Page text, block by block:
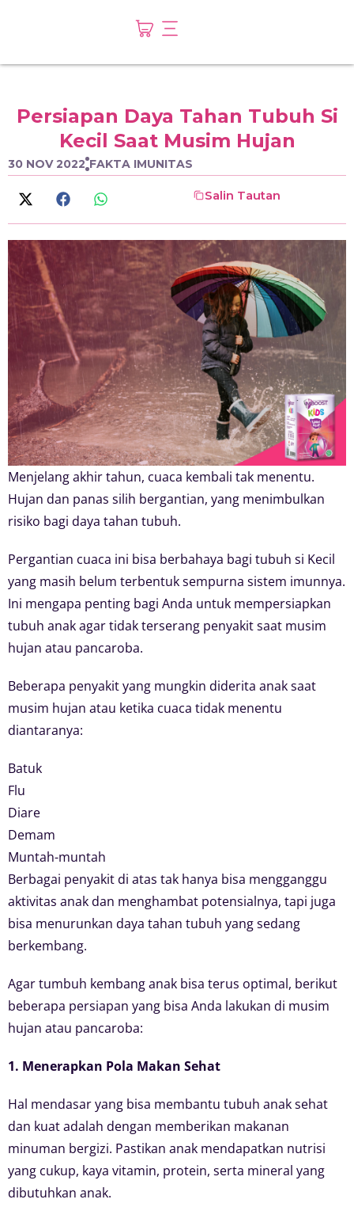
Persiapan Daya Tahan Tubuh Si
Kecil Saat Musim Hujan
30 NOV 2022 FAKTA IMUNITAS
Salin Tautan
Menjelang akhir tahun, cuaca kembali tak menentu.
Hujan dan panas silih bergantian, yang menimbulkan
risiko bagi daya tahan tubuh.
Pergantian cuaca ini bisa berbahaya bagi tubuh si Kecil
yang masih belum terbentuk sempurna sistem imunnya.
Ini mengapa penting bagi Anda untuk mempersiapkan
tubuh anak agar tidak terserang penyakit saat musim
hujan atau pancaroba.
Beberapa penyakit yang mungkin diderita anak saat
musim hujan atau ketika cuaca tidak menentu
diantaranya:
Batuk
Flu
Diare
Demam
Muntah-muntah
Berbagai penyakit di atas tak hanya bisa mengganggu
aktivitas anak dan menghambat potensialnya, tapi juga
bisa menurunkan daya tahan tubuh yang sedang
berkembang.
Agar tumbuh kembang anak bisa terus optimal, berikut
beberapa persiapan yang bisa Anda lakukan di musim
hujan atau pancaroba:
1. Menerapkan Pola Makan Sehat
Hal mendasar yang bisa membantu tubuh anak sehat
dan kuat adalah dengan memberikan makanan
minuman bergizi. Pastikan anak mendapatkan nutrisi
yang cukup, kaya vitamin, protein, serta mineral yang
dibutuhkan anak.